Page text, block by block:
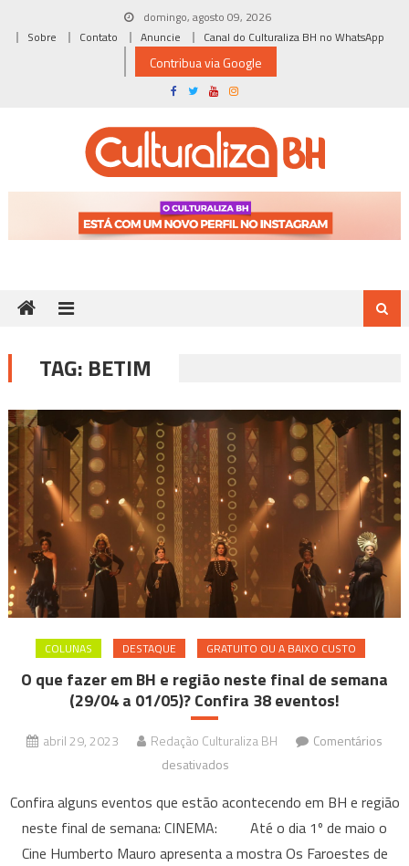
domingo, agosto 09, 2026
Sobre
Contato Anuncie Canal do Culturaliza BH no WhatsApp
Contribua via Google
TAG: BETIM
COLUNAS DESTAQUE GRATUITO OU A BAIXO CUSTO
O que fazer em BH e região neste final de semana
(29/04 a 01/05)? Confira 38 eventos!
abril 29, 2023 Redação Culturaliza BH
Comentários
desativados
que
fazer
em
Confira alguns eventos que estão acontecendo em BH e região
neste final de semana: CINEMA: Até o dia 1º de maio o
Cine Humberto Mauro apresenta a mostra Os Faroestes de